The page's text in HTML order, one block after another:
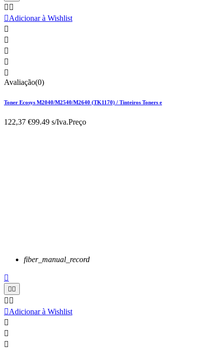
 
Adicionar à Wishlist





Avaliação(0)
Toner Ecosys M2040/M2540/M2640 (TK1170) / Tinteiros Toners e
122,37 €99.49 s/Iva.Preço
fiber_manual_record

 
 
Adicionar à Wishlist


